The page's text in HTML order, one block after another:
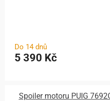
Do 14 dnů
5 390 Kč
Spoiler motoru PUIG